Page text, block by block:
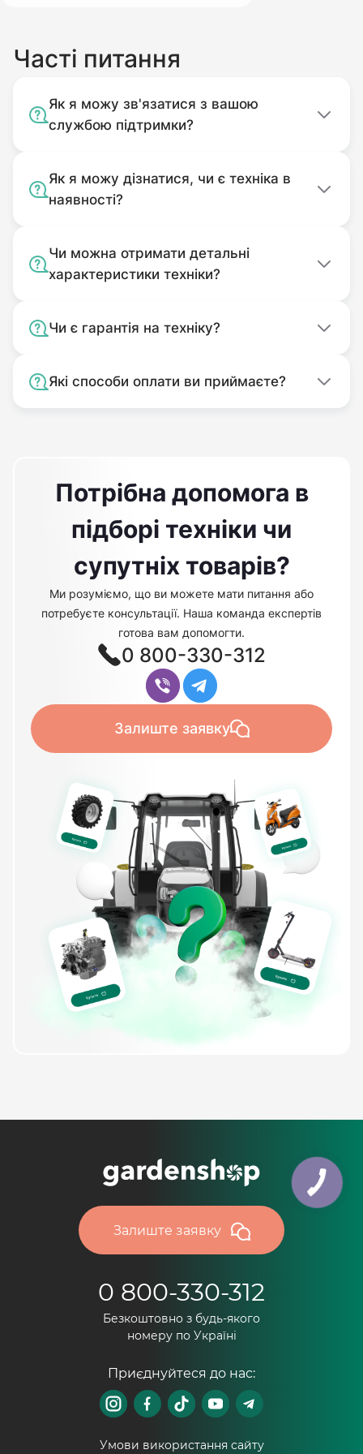
корпусу сторонніх предметів).
Комплектність подачі якого
відповідає комплекту покупки.
призначенням.
Забруднений.
Форте (Forte)
Часті питання
Як я можу зв'язатися з вашою
службою підтримки?
Як я можу дізнатися, чи є техніка в
наявності?
Чи можна отримати детальні
характеристики техніки?
Чи є гарантія на техніку?
Які способи оплати ви приймаєте?
Потрібна допомога в
підборі техніки чи
супутніх товарів?
Ми розуміємо, що ви можете мати питання або
потребуєте консультації. Наша команда експертів
готова вам допомогти.
0 800-330-312
Залиште заявку
Залиште заявку
0 800-330-312
Безкоштовно з будь-якого
номеру по Україні
Приєднуйтеся до нас:
Умови використання сайту